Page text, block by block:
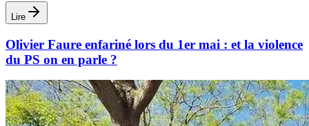
Lire
Olivier Faure enfariné lors du 1er mai : et la violence
du PS on en parle ?